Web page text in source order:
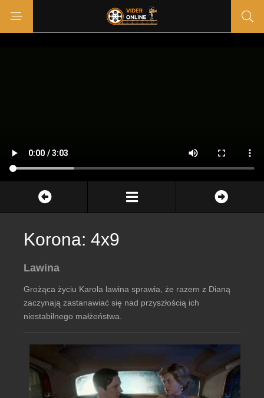
Korona: 4x9
Lawina
Grożąca życiu Karola lawina sprawia, że razem z Dianą
zaczynają zastanawiać się nad przyszłością ich
niestabilnego małżeństwa.